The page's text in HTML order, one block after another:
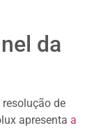
da
de
apresenta a